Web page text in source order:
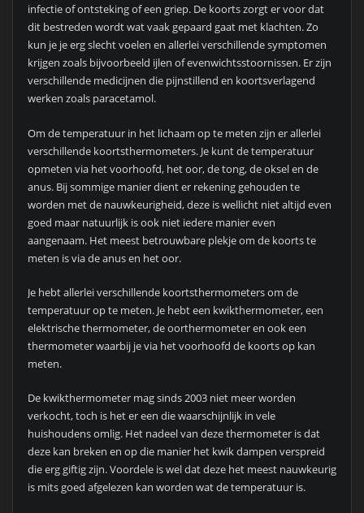
infectie of ontsteking of een griep. De koorts zorgt er voor dat
dit bestreden wordt wat vaak gepaard gaat met klachten. Zo
kun je je erg slecht voelen en allerlei verschillende symptomen
krijgen zoals bijvoorbeeld ijlen of evenwichtsstoornissen. Er zijn
verschillende medicijnen die pijnstillend en koortsverlagend
werken zoals paracetamol.
Om de temperatuur in het lichaam op te meten zijn er allerlei
verschillende koortsthermometers. Je kunt de temperatuur
opmeten via het voorhoofd, het oor, de tong, de oksel en de
anus. Bij sommige manier dient er rekening gehouden te
worden met de nauwkeurigheid, deze is wellicht niet altijd even
goed maar natuurlijk is ook niet iedere manier even
aangenaam. Het meest betrouwbare plekje om de koorts te
meten is via de anus en het oor.
Je hebt allerlei verschillende koortsthermometers om de
temperatuur op te meten. Je hebt een kwikthermometer, een
elektrische thermometer, de oorthermometer en ook een
thermometer waarbij je via het voorhoofd de koorts op kan
meten.
De kwikthermometer mag sinds 2003 niet meer worden
verkocht, toch is het er een die waarschijnlijk in vele
huishoudens omlig. Het nadeel van deze thermometer is dat
deze kan breken en op die manier het kwik dampen verspreid
die erg giftig zijn. Voordele is wel dat deze het meest nauwkeurig
is mits goed afgelezen kan worden wat de temperatuur is.